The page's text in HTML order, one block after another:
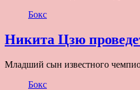
Бокс
Никита Цзю
Младший сын известного
Бокс